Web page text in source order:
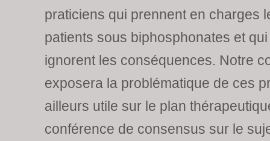
praticiens qui prennent en charges
patients sous biphosphonates et
ignorent les conséquences. Notre
exposera la problématique de ces
ailleurs utile sur le plan
conférence de consensus sur le